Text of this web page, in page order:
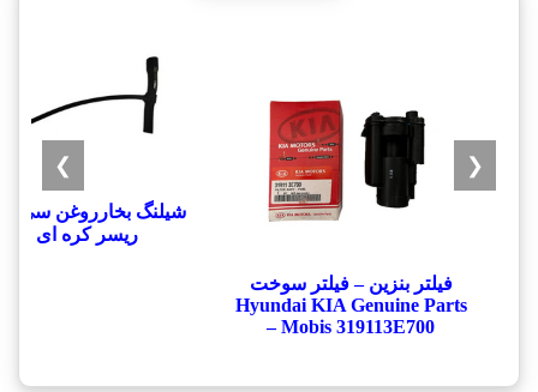
فیلتر بنزین – فیلتر سوخت
Hyundai KIA Genuine Parts
– Mobis 319113E700
شيلنگ بخارروغن سي
ريسر کره ای
❮
❯